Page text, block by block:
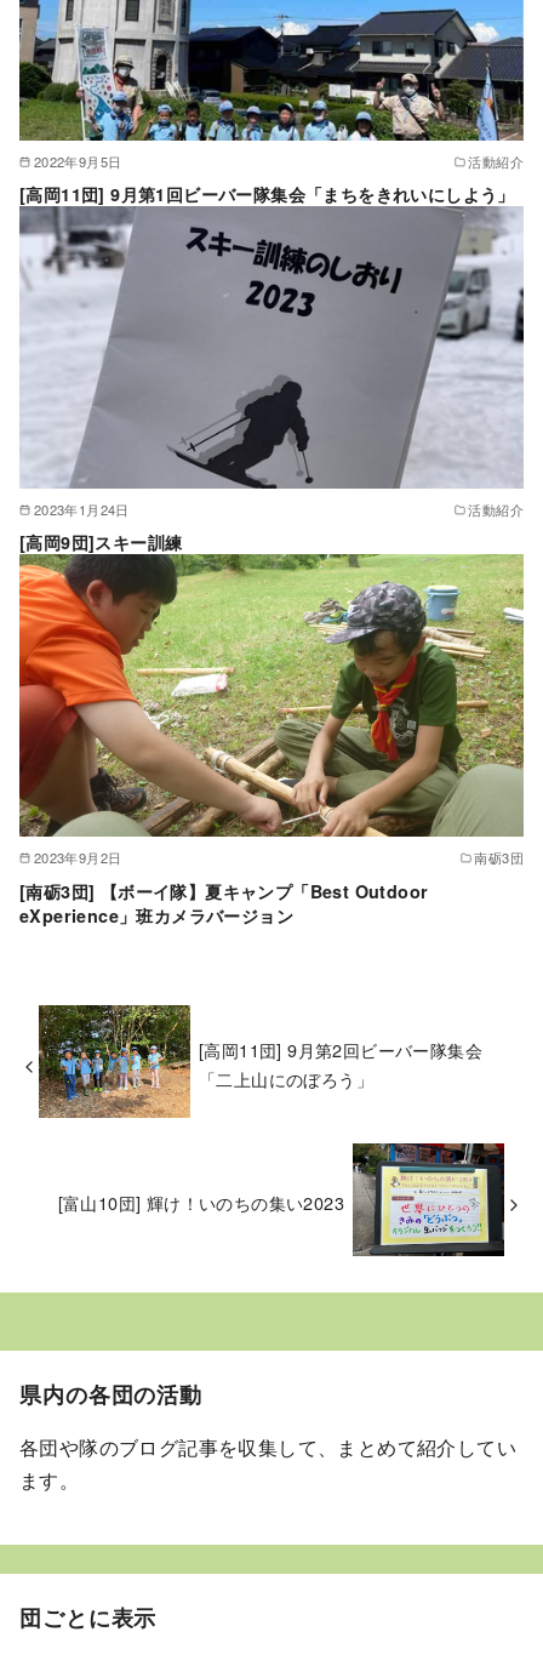
2022年9月5日 活動紹介
[高岡11団] 9月第1回ビーバー隊集会「まちをきれいにしよう」
2023年1月24日 活動紹介
[高岡9団]スキー訓練
2023年9月2日 南砺3団
[南砺3団] 【ボーイ隊】夏キャンプ「Best Outdoor
eXperience」班カメラバージョン
[高岡11団] 9月第2回ビーバー隊集会
「二上山にのぼろう」
[富山10団] 輝け！いのちの集い2023
県内の各団の活動
各団や隊のブログ記事を収集して、まとめて紹介してい
ます。
団ごとに表示